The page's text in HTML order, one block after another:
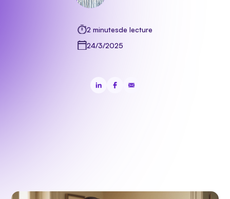
2 minutesde lecture
24/3/2025